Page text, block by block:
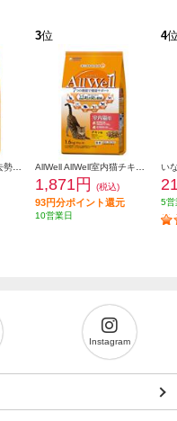
3位
1,871円 (税込)
93円分ポイント還元
10営業日
4
5営
Instagram